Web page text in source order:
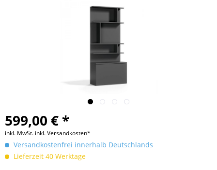
599,00 € *
inkl. MwSt. inkl. Versandkosten*
Versandkostenfrei innerhalb Deutschlands
Lieferzeit 40 Werktage